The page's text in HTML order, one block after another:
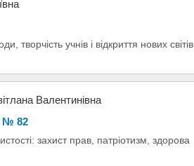
творчість учнів і відкриття нових світів
Валентинівна
№ 82
захист прав, патріотизм, здорова